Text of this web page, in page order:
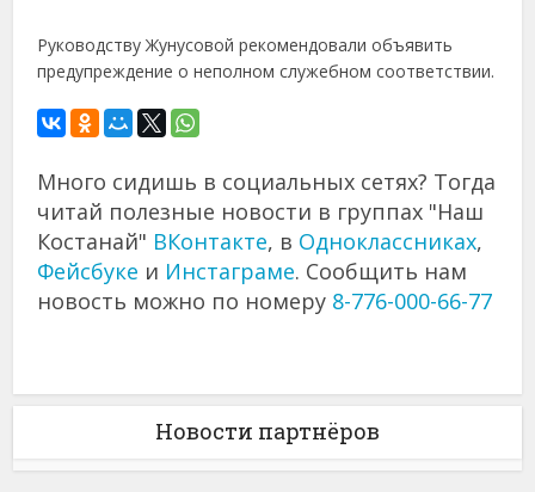
Руководству Жунусовой рекомендовали объявить
предупреждение о неполном служебном соответствии.
Много сидишь в социальных сетях? Тогда
читай полезные новости в группах "Наш
Костанай" ВКонтакте, в Одноклассниках,
Фейсбуке и Инстаграме. Сообщить нам
новость можно по номеру 8-776-000-66-77
Новости партнёров